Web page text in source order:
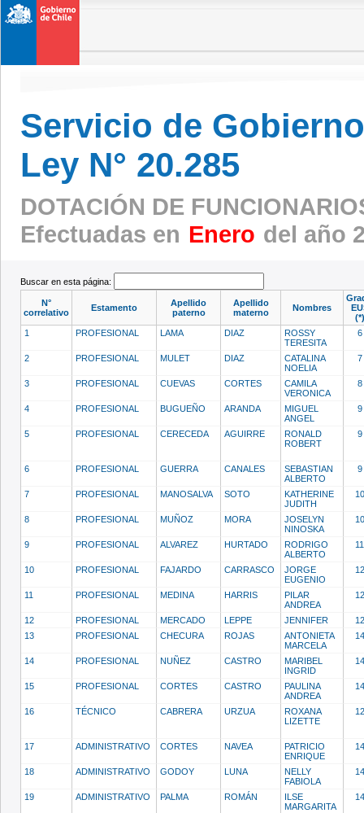
Servicio de
Ley N° 20.285
DOTACIÓN DE
Efectuadas en Enero del año
Buscar en esta página:
N°
correlativo
Estamento
Apellido
paterno
Apellido
materno
Nombres
(*)
1
PROFESIONAL LAMA DIAZ
ROSSY
TERESITA
6
2 PROFESIONAL MULET DIAZ
CATALINA
NOELIA
7
3 PROFESIONAL CUEVAS CORTES
CAMILA
VERONICA
8
4 PROFESIONAL BUGUEÑO ARANDA
MIGUEL
ANGEL
9
5 PROFESIONAL CERECEDA AGUIRRE
RONALD
ROBERT
9
6 PROFESIONAL GUERRA CANALES
SEBASTIAN
ALBERTO
9
7 PROFESIONAL MANOSALVA SOTO
KATHERINE
JUDITH
10
8 PROFESIONAL MUÑOZ MORA
JOSELYN
NINOSKA
10
9 PROFESIONAL ALVAREZ HURTADO
RODRIGO
ALBERTO
11
10 PROFESIONAL FAJARDO CARRASCO
JORGE
EUGENIO
12
11 PROFESIONAL MEDINA HARRIS
PILAR
ANDREA
12
12 PROFESIONAL MERCADO LEPPE JENNIFER
12
13
PROFESIONAL CHECURA ROJAS
ANTONIETA
MARCELA
14
14 PROFESIONAL NUÑEZ CASTRO
MARIBEL
INGRID
14
15 PROFESIONAL CORTES CASTRO
PAULINA
ANDREA
14
16 TÉCNICO CABRERA URZUA
ROXANA
LIZETTE
12
17 ADMINISTRATIVO CORTES NAVEA
PATRICIO
ENRIQUE
14
18 ADMINISTRATIVO GODOY LUNA
NELLY
FABIOLA
14
19 ADMINISTRATIVO PALMA ROMÁN
ILSE
MARGARITA
14